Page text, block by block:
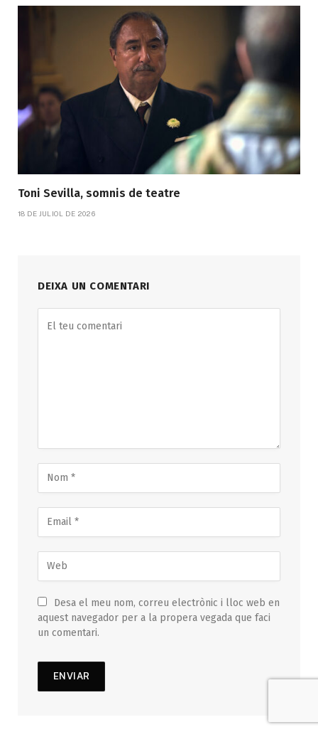
Toni Sevilla, somnis de teatre
18 DE JULIOL DE 2026
DEIXA UN COMENTARI
Desa el meu nom, correu electrònic i lloc web en
aquest navegador per a la propera vegada que faci
un comentari.